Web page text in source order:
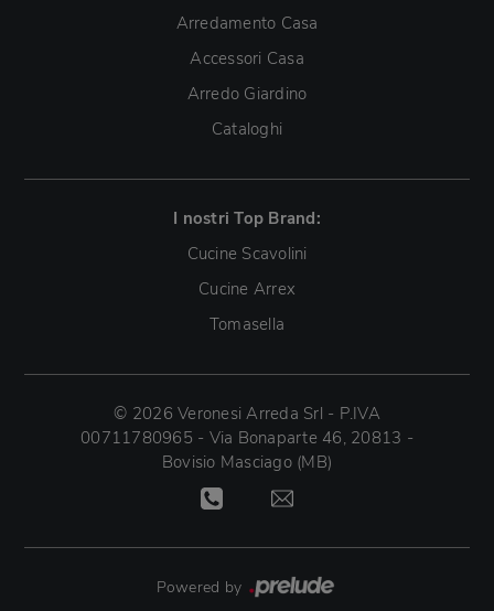
Arredamento Casa
Accessori Casa
Arredo Giardino
Cataloghi
I nostri Top Brand:
Cucine Scavolini
Cucine Arrex
Tomasella
© 2026 Veronesi Arreda Srl - P.IVA
00711780965 - Via Bonaparte 46, 20813 -
Bovisio Masciago (MB)
Powered by